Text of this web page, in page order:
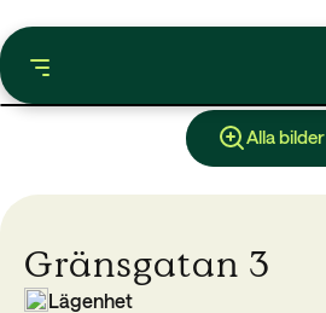
Alla bilder
Gränsgatan 3
Lägenhet